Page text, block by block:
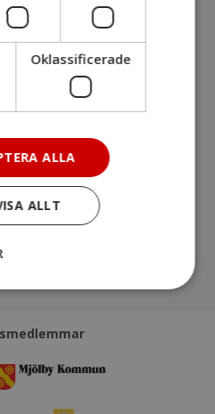
2025-01-29 13:00
2025-04-17 16:00
att anmäla sig
och dubbelkolla
lucka!
Oklassificerade
ALLA
ALLT